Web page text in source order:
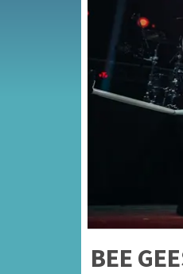
BEE